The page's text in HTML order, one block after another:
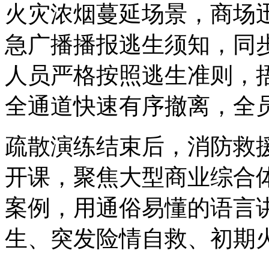
火灾浓烟蔓延场景，商场
急广播播报逃生须知，同
人员严格按照逃生准则，
全通道快速有序撤离，全
疏散演练结束后，消防救
开课，聚焦大型商业综合
案例，用通俗易懂的语言
生、突发险情自救、初期